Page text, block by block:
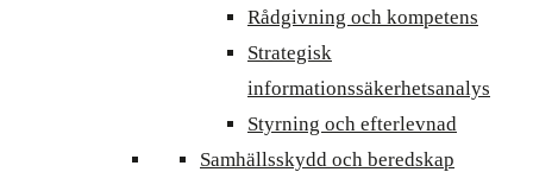
Rådgivning och kompetens
Strategisk
informationssäkerhetsanalys
Styrning och efterlevnad
Samhällsskydd och beredskap